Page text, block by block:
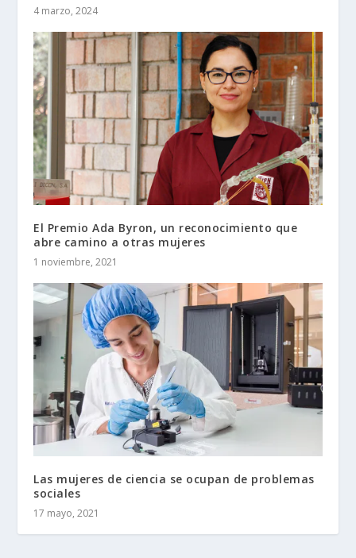
4 marzo, 2024
El Premio Ada Byron, un reconocimiento que
abre camino a otras mujeres
1 noviembre, 2021
Las mujeres de ciencia se ocupan de problemas
sociales
17 mayo, 2021